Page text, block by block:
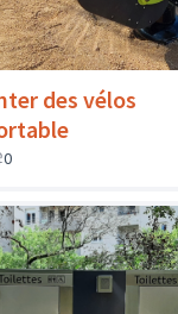
des vélos
0